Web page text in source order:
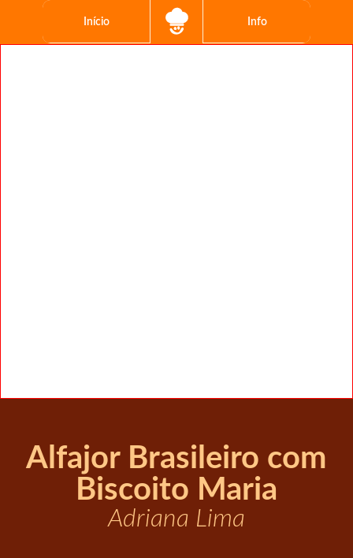
Início Info
Alfajor Brasileiro com
Biscoito Maria
Adriana Lima